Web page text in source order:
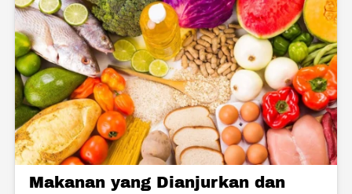
Makanan yang Dianjurkan dan